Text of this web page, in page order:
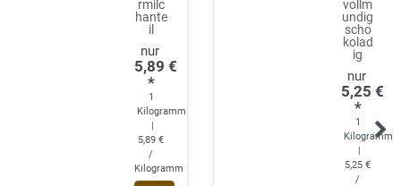
rmilc
hante
il
5,89 €
*
1
Kilogramm
|
5,89 €
/
Kilogramm
vollm
undig
scho
kolad
ig
5,25 €
*
1
Kilogramm
|
5,25 €
/